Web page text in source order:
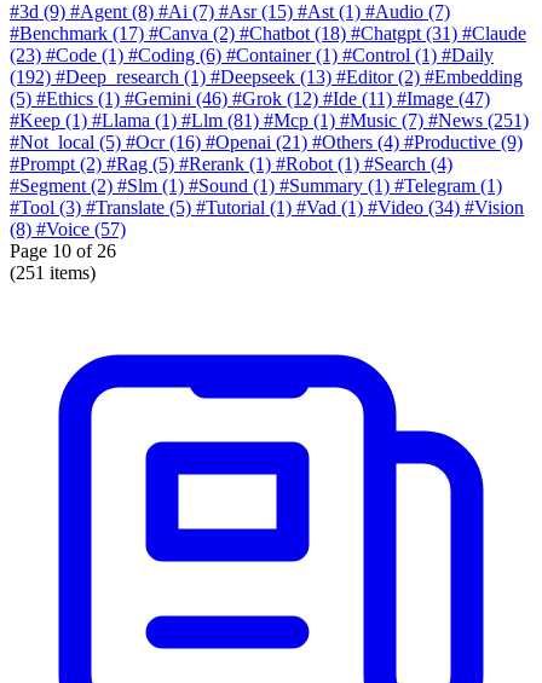
#3d (9) #Agent (8) #Ai (7) #Asr(15) #Ast (1) #Audio (7)
#Benchmark (17) #Canva (2) #Chatbot (18) #Chatgpt (31) #Claude
(23) #Code (1) #Coding (6) #Container(1) #Control (1) #Daily
(192) #Deep_research (1) #Deepseek (13) #Editor(2) #Embedding
(5) #Ethics (1) #Gemini (46) #Grok (12) #Ide (11) #Image (47)
#Keep (1) #Llama (1) #Llm (81) #Mcp (1) #Music (7) #News (251)
#Not_local (5) #Ocr(16) #Openai (21) #Others (4) #Productive (9)
#Prompt (2) #Rag (5) #Rerank (1) #Robot (1) #Search (4)
#Segment (2) #Slm (1) #Sound (1) #Summary (1) #Telegram (1)
#Tool (3) #Translate (5) #Tutorial (1) #Vad (1) #Video (34) #Vision
(8) #Voice (57)
Page 10 of 26
(251 items)